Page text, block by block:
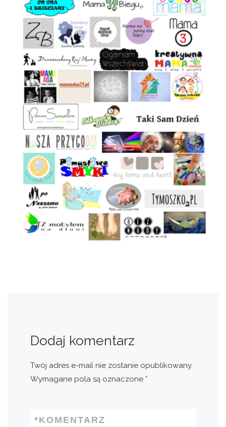
Dodaj komentarz
Twój adres e-mail nie zostanie opublikowany.
Wymagane pola są oznaczone *
KOMENTARZ
*